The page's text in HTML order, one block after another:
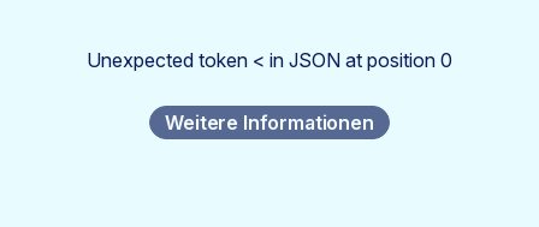
Unexpected token < in JSON at position 0
Weitere Informationen